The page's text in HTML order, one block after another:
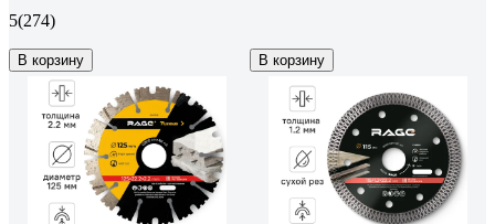
5(274)
В корзину В корзину